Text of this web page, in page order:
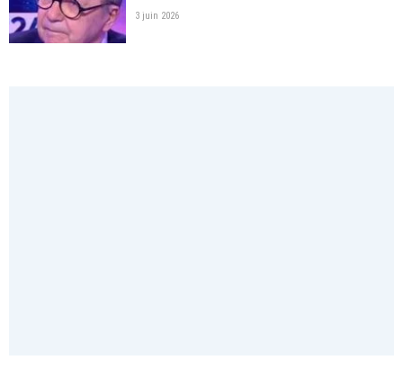
3 juin 2026